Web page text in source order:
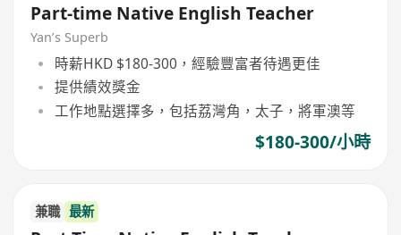
Part-time Native English Teacher
Yan’s Superb
時薪HKD $180-300，經驗豐富者待遇更佳
提供績效獎金
工作地點選擇多，包括荔灣角，太子，將軍澳等
$180-300/小時
兼職 最新